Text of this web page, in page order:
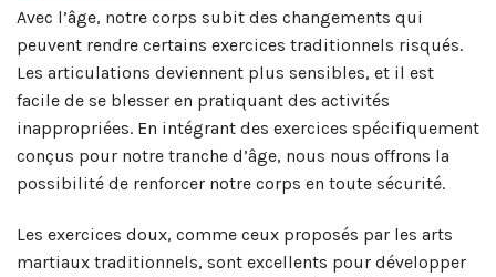
Avec l’âge, notre corps subit des changements qui
peuvent rendre certains exercices traditionnels risqués.
Les articulations deviennent plus sensibles, et il est
facile de se blesser en pratiquant des activités
inappropriées. En intégrant des exercices spécifiquement
conçus pour notre tranche d’âge, nous nous offrons la
possibilité de renforcer notre corps en toute sécurité.
Les exercices doux, comme ceux proposés par les arts
martiaux traditionnels, sont excellents pour développer